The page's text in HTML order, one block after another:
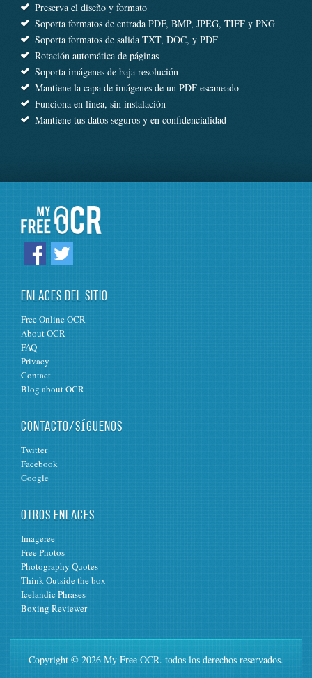
Preserva el diseño y formato
Soporta formatos de entrada PDF, BMP, JPEG, TIFF y PNG
Soporta formatos de salida TXT, DOC, y PDF
Rotación automática de páginas
Soporta imágenes de baja resolución
Mantiene la capa de imágenes de un PDF escaneado
Funciona en línea, sin instalación
Mantiene tus datos seguros y en confidencialidad
ENLACES DEL SITIO
Free Online OCR
About OCR
FAQ
Privacy
Contact
Blog about OCR
CONTACTO/SÍGUENOS
Twitter
Facebook
Google
OTROS ENLACES
Imageree
Free Photos
Photography Quotes
Think Outside the box
Icelandic Phrases
Boxing Reviewer
Copyright © 2026 My Free OCR. todos los derechos reservados.